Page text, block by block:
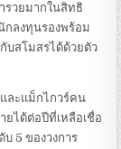
รวยมากในสิทธิ
กลงทุนรองพร้อม
บสโมสรได้ด้วยตัว
ละแม็กไกวร์คน
ยได้ต่อปีที่เหลือเชื่อ
บ 5 ของวงการ